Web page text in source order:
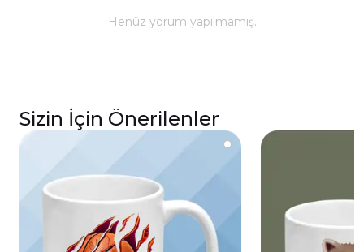
yıkanması önerilmektedir.
Henüz yorum yapılmamış.
Sizin İçin Önerilenler